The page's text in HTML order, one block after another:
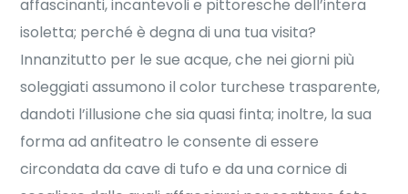
affascinanti, incantevoli e pittoresche dell’intera
isoletta; perché è degna di una tua visita?
Innanzitutto per le sue acque, che nei giorni più
soleggiati assumono il color turchese trasparente,
dandoti l’illusione che sia quasi finta; inoltre, la sua
forma ad anfiteatro le consente di essere
circondata da cave di tufo e da una cornice di